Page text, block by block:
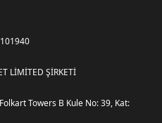
LİMİTED ŞİRKETİ
Towers B Kule No: 39, Kat: